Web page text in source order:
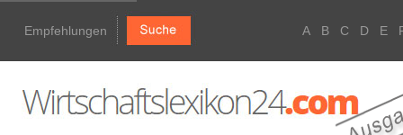
Empfehlungen A B C D E